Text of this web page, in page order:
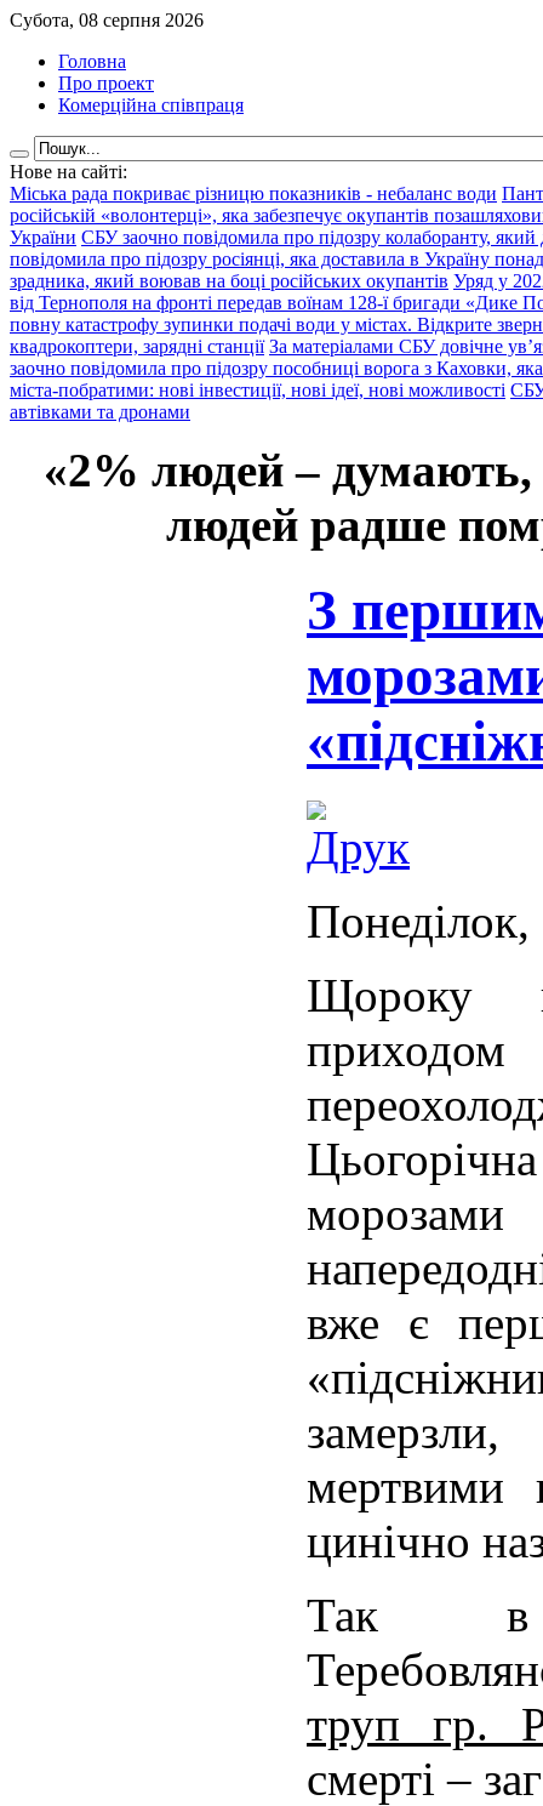
Субота, 08 серпня 2026
Головна
Про проект
Комерційна співпраця
Нове на сайті:
Міська рада покриває різницю показників - небаланс води
російській «волонтерці», яка забезпечує окупантів
України СБУ заочно повідомила про підозру колаборанту,
повідомила про підозру росіянці, яка доставила в Україну
зрадника, який воював на боці російських окупантів Уряд у
від Тернополя на фронті передав воїнам 128-ї бригади «Дике
повну катастрофу зупинки подачі води у містах. Відкрите
квадрокоптери, зарядні станції За матеріалами СБУ довічне
заочно повідомила про підозру пособниці ворога з Каховки,
міста-побратими: нові інвестиції, нові ідеї, нові можливості СБУ
автівками та дронами
«2% людей –
людей радше
З
Щороку
вже є
мертвими
цинічно
Так в
труп
смерті –